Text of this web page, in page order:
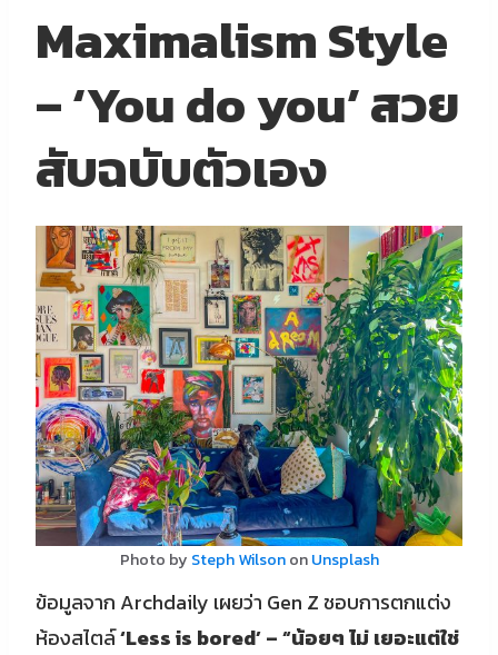
Maximalism Style
– ‘You do you’ สวย
สับฉบับตัวเอง
Photo by Steph WilsononUnsplash
ข้อมูลจาก Archdaily เผยว่า Gen Z ชอบการตกแต่ง
ห้องสไตล์‘Less is bored’ – “น้อยๆ ไม่ เยอะแต่ใช่